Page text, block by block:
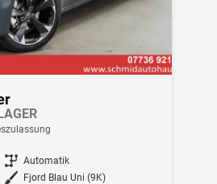
Getriebe Automatik
Außenfarbe Fjord Blau Uni (9K)